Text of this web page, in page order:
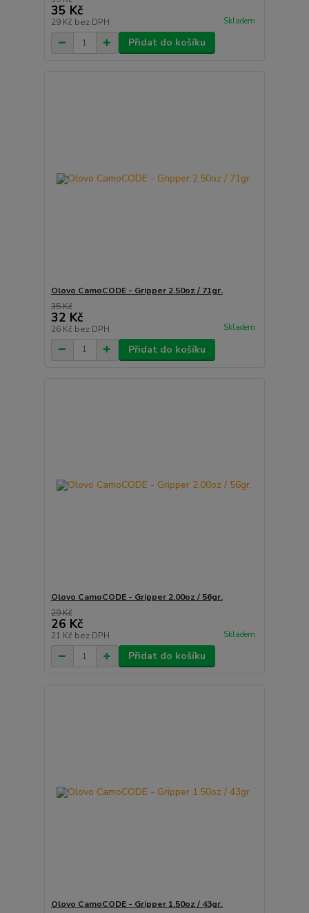
35 Kč
29 Kč bez DPH Skladem
Přidat do košíku
Olovo CamoCODE - Gripper 2.50oz / 71gr.
35 Kč
32 Kč
26 Kč bez DPH Skladem
Přidat do košíku
Olovo CamoCODE - Gripper 2.00oz / 56gr.
29 Kč
26 Kč
21 Kč bez DPH Skladem
Přidat do košíku
Olovo CamoCODE - Gripper 1.50oz / 43gr.